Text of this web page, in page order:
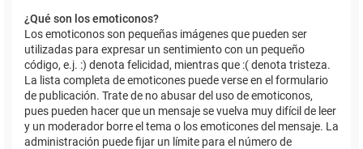
¿Qué son los emoticonos?
Los emoticonos son pequeñas imágenes que pueden ser
utilizadas para expresar un sentimiento con un pequeño
código, e.j. :) denota felicidad, mientras que :( denota tristeza.
La lista completa de emoticones puede verse en el formulario
de publicación. Trate de no abusar del uso de emoticonos,
pues pueden hacer que un mensaje se vuelva muy difícil de leer
y un moderador borre el tema o los emoticones del mensaje. La
administración puede fijar un límite para el número de